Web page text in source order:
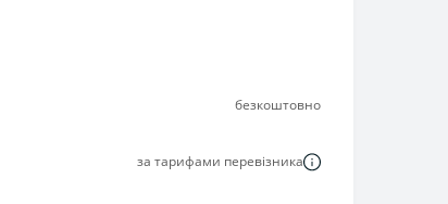
безкоштовно
за тарифами перевізника